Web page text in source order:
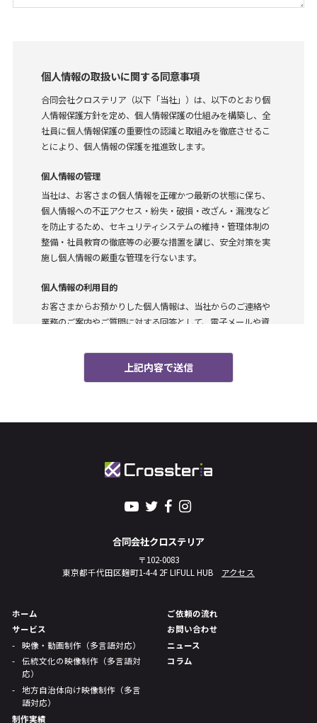
個人情報の取扱いに関する同意事項
合同会社クロステリア（以下「当社」）は、以下のとおり個
人情報保護方針を定め、個人情報保護の仕組みを構築し、全
社員に個人情報保護の重要性の認識と取組みを徹底させるこ
とにより、個人情報の保護を推進致します。
個人情報の管理
当社は、お客さまの個人情報を正確かつ最新の状態に保ち、
個人情報への不正アクセス・紛失・破損・改ざん・漏洩など
を防止するため、セキュリティシステムの維持・管理体制の
整備・社員教育の徹底等の必要な措置を講じ、安全対策を実
施し個人情報の厳重な管理を行ないます。
個人情報の利用目的
お客さまからお預かりした個人情報は、当社からのご連絡や
業務のご案内やご質問に対する回答として、電子メールや資
個人情報の第三者への開示・提供の禁止
当社は、お客さまよりお預かりした個人情報を適切に管理
お客さまが希望されるサービスを行なうために当社が業務
法令に基づき開示することが必要である場合
個人情報の安全対策
当社は、個人情報の正確性及び安全性確保のために、セキュ
リティに万全の対策を講じています。
お客さまがご本人の個人情報の照会・修正・削除などをご希
望される場合には、ご本人であることを確認の上、対応させ
ていただきます。
当社は、保有する個人情報に関して適用される日本の法令、
その他規範を遵守するとともに、本ポリシーの内容を適宜見
合同会社クロステリア
〒102-0083
東京都千代田区麹町1-4-4 2F LIFULL HUB アクセス
ホーム
サービス
映像・動画制作（多言語対応）
伝統文化の映像制作（多言語対
応）
地方自治体向け映像制作（多言
語対応）
制作実績
ご依頼の流れ
お問い合わせ
ニュース
コラム